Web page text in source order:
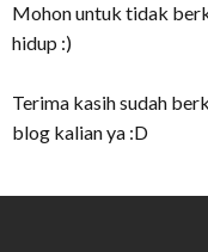
Mohon untuk tidak
hidup :)
Terima kasih sudah
blog kalian ya :D